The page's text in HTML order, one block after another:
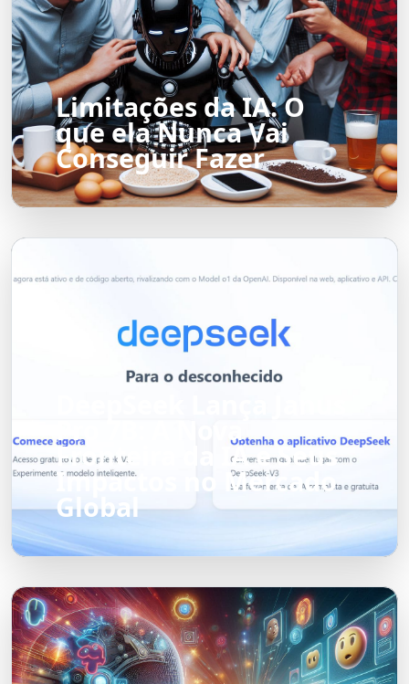
Limitações da IA: O
que ela Nunca Vai
Conseguir Fazer
Pro 7B: A Nova
Fronteira da IA e Seus
Impactos no Mercado
Global